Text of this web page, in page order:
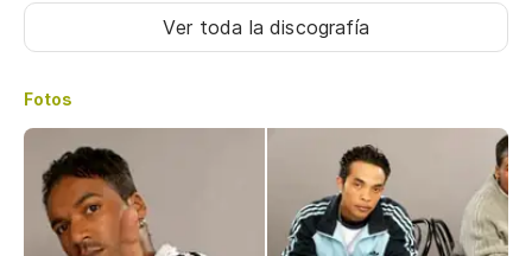
Ver toda la discografía
Fotos